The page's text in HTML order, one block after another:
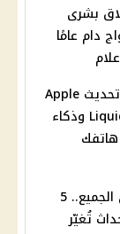
بشرى
دام عامًا
iOS 26 يشعل الترند عالميًا.. تحديث Apple
الثوري يصل بتصميم Liquid Glass وذكاء
توقعات كارمن شماس تفاجئ الجميع.. 5
تُغيّر